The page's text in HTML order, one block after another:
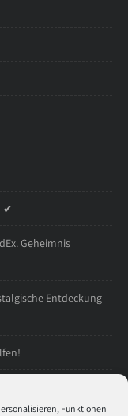
Funktionen
✔
Geheimnis
Entdeckung